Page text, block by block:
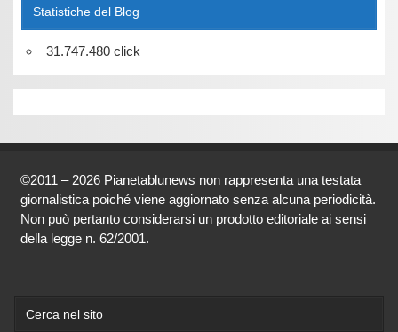
Statistiche del Blog
31.747.480 click
©2011 – 2026 Pianetablunews non rappresenta una testata
giornalistica poiché viene aggiornato senza alcuna periodicità.
Non può pertanto considerarsi un prodotto editoriale ai sensi
della legge n. 62/2001.
Cerca nel sito